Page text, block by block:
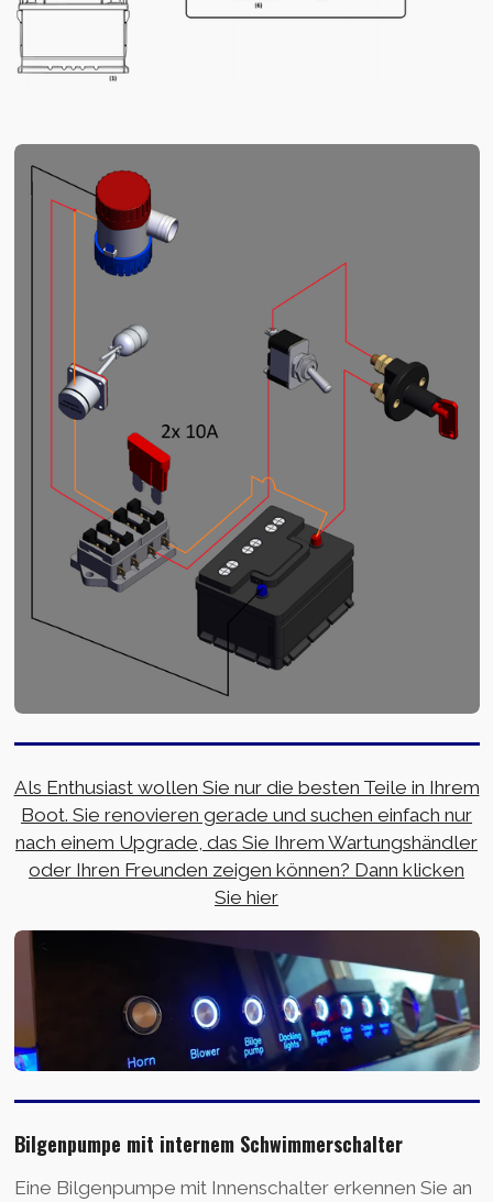
Als Enthusiast wollen Sie nur die besten Teile in Ihrem
Boot. Sie renovieren gerade und suchen einfach nur
nach einem Upgrade, das Sie Ihrem Wartungshändler
oder Ihren Freunden zeigen können? Dann klicken
Sie hier
Bilgenpumpe mit internem Schwimmerschalter
Eine Bilgenpumpe mit Innenschalter erkennen Sie an